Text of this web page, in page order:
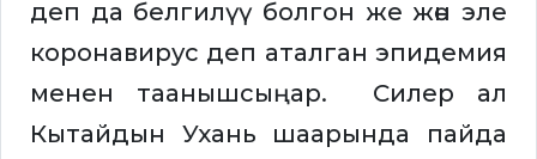
деп да белгилүү болгон же жөн эле
коронавирус деп аталган эпидемия
менен таанышсыңар. Силер ал
Кытайдын Ухань шаарында пайда